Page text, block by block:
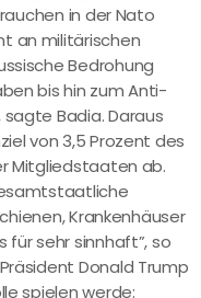
in der Nato
an militärischen
Bedrohung
bis hin zum Anti-
Badia. Daraus
von 3,5 Prozent des
Mitgliedstaaten ab.
Krankenhäuser
sehr sinnhaft”, so
Donald Trump
spielen werde: